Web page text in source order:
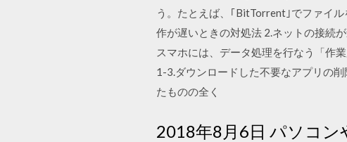
う。たとえば、｢BitTorrent｣でファイ
作が遅いときの対処法 2.ネットの接続
スマホには、データ処理を行なう「作
1-3.ダウンロードした不要なアプリの
たものの全く
2018年8月6日 パソコ